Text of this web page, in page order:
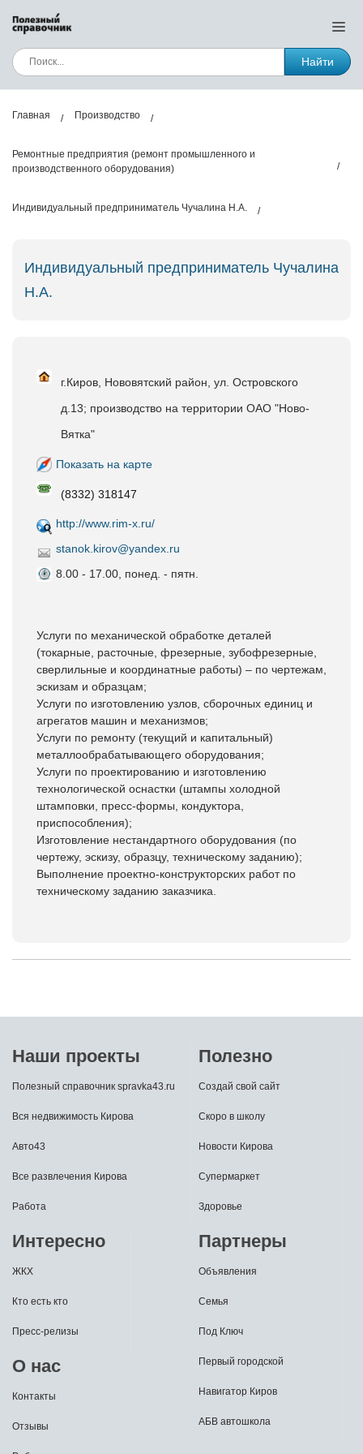
Найти
Главная Производство
Ремонтные предприятия (ремонт промышленного и
производственного оборудования)
Индивидуальный предприниматель Чучалина Н.А.
Индивидуальный предприниматель Чучалина
Н.А.
г.Киров, Нововятский район, ул. Островского
д.13; производство на территории ОАО "Ново-
Вятка"
Показать на карте
(8332) 318147
http://www.rim-x.ru/
stanok.kirov@yandex.ru
8.00 - 17.00, понед. - пятн.
Услуги по механической обработке деталей
(токарные, расточные, фрезерные, зубофрезерные,
сверлильные и координатные работы) – по чертежам,
эскизам и образцам;
Услуги по изготовлению узлов, сборочных единиц и
агрегатов машин и механизмов;
Услуги по ремонту (текущий и капитальный)
металлообрабатывающего оборудования;
Услуги по проектированию и изготовлению
технологической оснастки (штампы холодной
штамповки, пресс-формы, кондуктора,
приспособления);
Изготовление нестандартного оборудования (по
чертежу, эскизу, образцу, техническому заданию);
Выполнение проектно-конструкторских работ по
техническому заданию заказчика.
Наши проекты
Полезный справочник spravka43.ru
Вся недвижимость Кирова
Авто43
Все развлечения Кирова
Работа
Полезно
Создай свой сайт
Скоро в школу
Новости Кирова
Супермаркет
Здоровье
Интересно
ЖКХ
Кто есть кто
Пресс-релизы
О нас
Контакты
Отзывы
Партнеры
Объявления
Семья
Под Ключ
Первый городской
Навигатор Киров
АБВ автошкола